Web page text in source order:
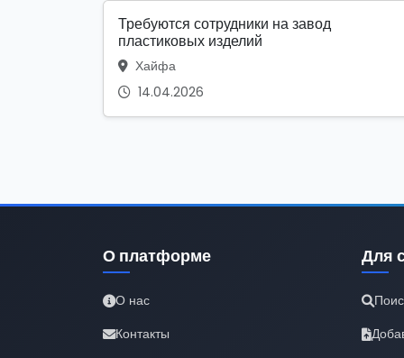
Требуются сотрудники на завод
пластиковых изделий
Хайфа
14.04.2026
О платформе
О нас
Контакты
Для